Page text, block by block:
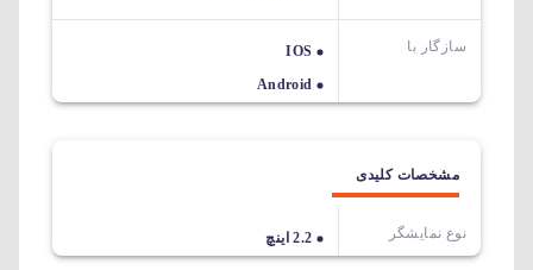
سازگار با
IOS
Android
مشخصات کلیدی
نوع نمایشگر 2.2 اینچ